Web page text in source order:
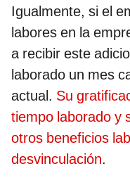
Igualmente, si el
labores en la
a recibir este
laborado un mes
actual. Su
tiempo laborado y
otros beneficios
desvinculación.